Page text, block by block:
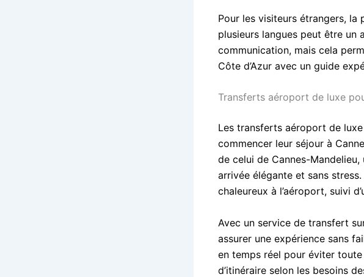
Pour les visiteurs étrangers, la
plusieurs langues peut être un
communication, mais cela
Côte d’Azur avec un guide
Transferts aéroport de luxe
Les transferts aéroport de
commencer leur séjour à
de celui de Cannes-
arrivée élégante et sans
chaleureux à l’aéroport, suivi
Avec un service de transfert
assurer une expérience sans
en temps réel pour éviter
d’itinéraire selon les besoins